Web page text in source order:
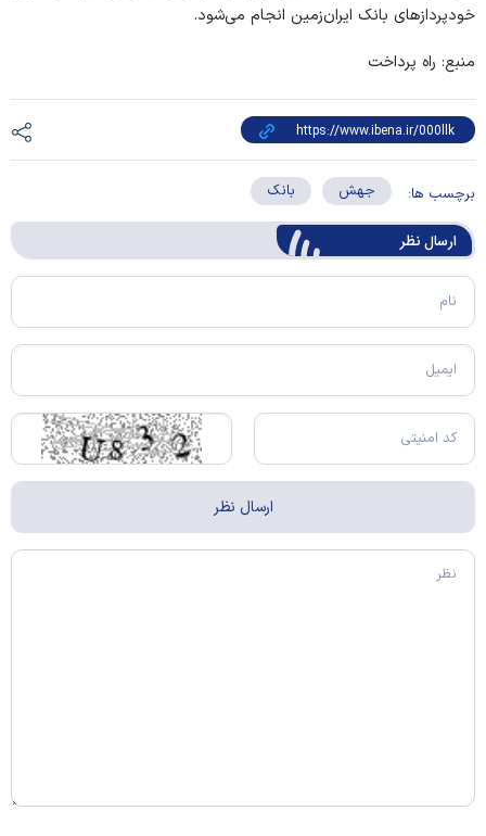
خودپردازهای بانک ایران‌زمین انجام می‌شود.
منبع: راه پرداخت
برچسب ها: جهش بانک
ارسال‌ نظر